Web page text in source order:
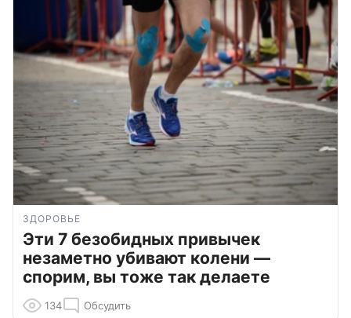
ЗДОРОВЬЕ
Эти 7 безобидных привычек
незаметно убивают колени —
спорим, вы тоже так делаете
134 Обсудить